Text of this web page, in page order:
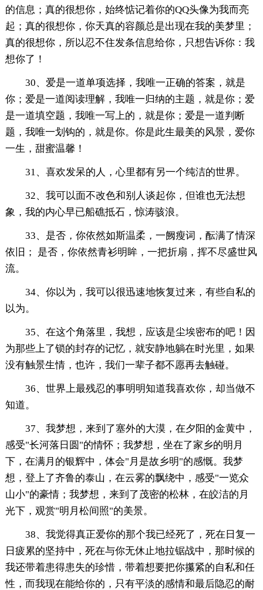
的信息；真的很想你，始终惦记着你的QQ头像为我而亮
起；真的很想你，你天真的容颜总是出现在我的美梦里；
真的很想你，所以忍不住发条信息给你，只想告诉你：我
想你了！
30、爱是一道单项选择，我唯一正确的答案，就是
你；爱是一道阅读理解，我唯一归纳的主题，就是你；爱
是一道填空题，我唯一写上的，就是你；爱是一道判断
题，我唯一划钩的，就是你。你是此生最美的风景，爱你
一生，甜蜜温馨！
31、喜欢发呆的人，心里都有另一个纯洁的世界。
32、我可以面不改色和别人谈起你，但谁也无法想
象，我的内心早已船礁抵石，惊涛骇浪。
33、是否，你依然如斯温柔，一阙瘦词，酝满了情深
依旧； 是否，你依然青衫明眸，一把折扇，挥不尽盛世风
流。
34、你以为，我可以很迅速地恢复过来，有些自私的
以为。
35、在这个角落里，我想，应该是尘埃密布的吧！因
为那些上了锁的封存的记忆，就安静地躺在时光里，如果
没有触景生情，也许，我们一辈子都不愿再去触碰。
36、世界上最残忍的事明明知道我喜欢你，却当做不
知道。
37、我梦想，来到了塞外的大漠，在夕阳的金黄中，
感受"长河落日圆"的情怀；我梦想，坐在了家乡的明月
下，在满月的银辉中，体会"月是故乡明"的感慨。我梦
想，登上了齐鲁的泰山，在云雾的飘绕中，感受"一览众
山小"的豪情；我梦想，来到了茂密的松林，在皎洁的月
光下，观赏"明月松间照"的美景。
38、我觉得真正爱你的那个我已经死了，死在日复一
日疲累的坚持中，死在与你无休止地拉锯战中，那时候的
我还带着患得患失的珍惜，带着想要把你攥紧的自私和任
性，而我现在能给你的，只有平淡的感情和最后隐忍的耐